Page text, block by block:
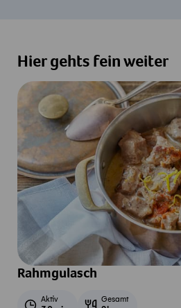
Hier gehts fein weiter
Rahmgulasch
Aktiv Gesamt